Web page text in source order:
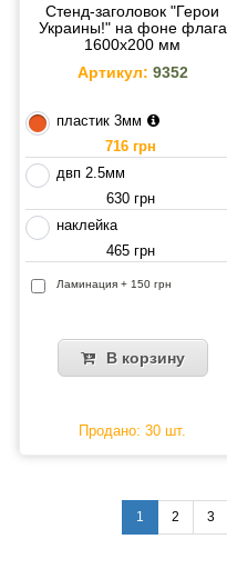
Стенд-заголовок "Герои
Украины!" на фоне флага
1600х200 мм
Артикул: 9352
пластик 3мм
716 грн
двп 2.5мм
630 грн
наклейка
465 грн
Ламинация + 150 грн
В корзину
Продано: 30 шт.
1 2 3